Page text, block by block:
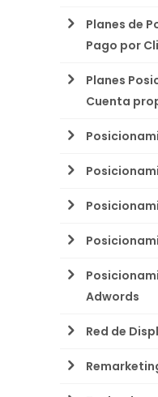
Planes de
Pago por
Planes
Cuenta
Adwords
Red de